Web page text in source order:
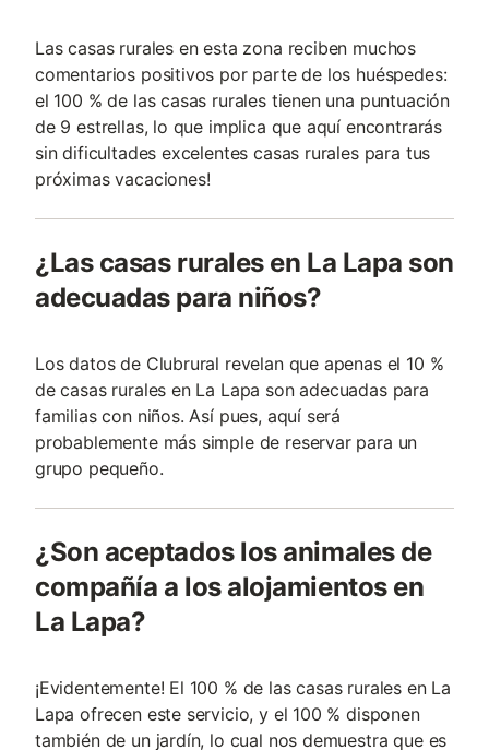
Las casas rurales en esta zona reciben muchos
comentarios positivos por parte de los huéspedes:
el 100 % de las casas rurales tienen una puntuación
de 9 estrellas, lo que implica que aquí encontrarás
sin dificultades excelentes casas rurales para tus
próximas vacaciones!
¿Las casas rurales en La Lapa son
adecuadas para niños?
Los datos de Clubrural revelan que apenas el 10 %
de casas rurales en La Lapa son adecuadas para
familias con niños. Así pues, aquí será
probablemente más simple de reservar para un
grupo pequeño.
¿Son aceptados los animales de
compañía a los alojamientos en
La Lapa?
¡Evidentemente! El 100 % de las casas rurales en La
Lapa ofrecen este servicio, y el 100 % disponen
también de un jardín, lo cual nos demuestra que es